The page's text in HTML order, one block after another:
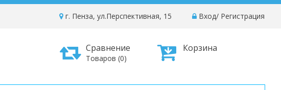
Вход/ Регистрация
г. Пенза, ул.Перспективная, 15
Корзина
Сравнение
Товаров (0)